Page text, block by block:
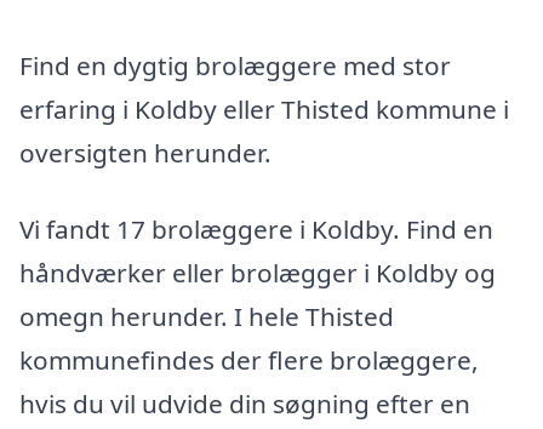
Find en dygtig brolæggere med stor
erfaring i Koldby eller Thisted kommune i
oversigten herunder.
Vi fandt 17 brolæggere i Koldby. Find en
håndværker eller brolægger i Koldby og
omegn herunder. I hele Thisted
kommunefindes der flere brolæggere,
hvis du vil udvide din søgning efter en